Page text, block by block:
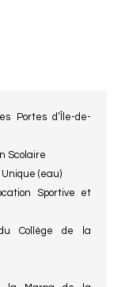
Portesd’Île-de-
Scolaire
(eau)
Sportive et
Collège de la